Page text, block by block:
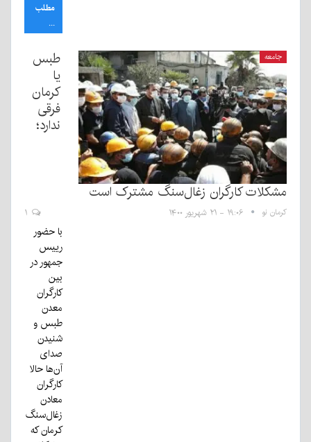
مطلب
...
جامعه
طبس
یا
کرمان
فرقی
ندارد؛
مشکلات کارگران زغال‌سنگ مشترک است
کرمان نو ۱۹:۰۶ - ۲۱ شهریور ۱۴۰۰
با حضور
رییس
جمهور در
بین
کارگران
معدن
طبس و
شنیدن
صدای
آن‌ها حالا
کارگران
معادن
زغال‌سنگ
کرمان که